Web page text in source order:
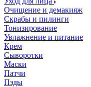
Очищение и демакияж
Скрабы и пилинги
Тонизирование
Увлажнение и питание
Крем
Сыворотки
Маски
Патчи
Пэды